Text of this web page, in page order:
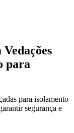
para
para isolamento
segurança e